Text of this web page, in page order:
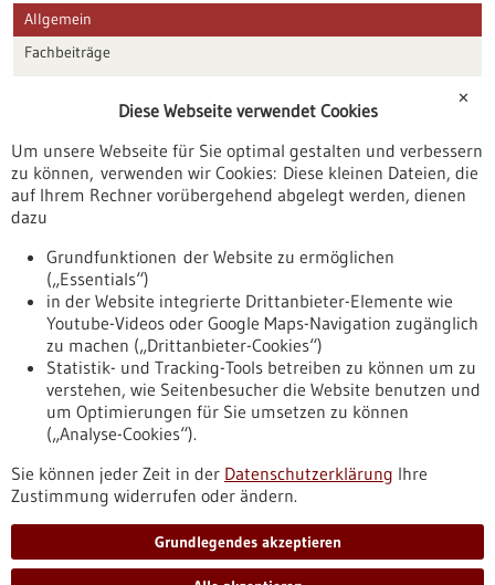
Allgemein
Fachbeiträge
Veranstaltungen
Erscheinungsdatum
Nach oben
Informiert bleiben
Newsletter abonnieren
✕
Diese Webseite verwendet Cookies
Um unsere Webseite für Sie optimal gestalten und verbessern
zu können, verwenden wir Cookies: Diese kleinen Dateien, die
auf Ihrem Rechner vorübergehend abgelegt werden, dienen
dazu
Grundfunktionen der Website zu ermöglichen
(„Essentials“)
in der Website integrierte Drittanbieter-Elemente wie
Youtube-Videos oder Google Maps-Navigation zugänglich
zu machen („Drittanbieter-Cookies“)
Statistik- und Tracking-Tools betreiben zu können um zu
verstehen, wie Seitenbesucher die Website benutzen und
um Optimierungen für Sie umsetzen zu können
(„Analyse-Cookies“).
Sie können jeder Zeit in der Datenschutzerklärung Ihre
Zustimmung widerrufen oder ändern.
Grundlegendes akzeptieren